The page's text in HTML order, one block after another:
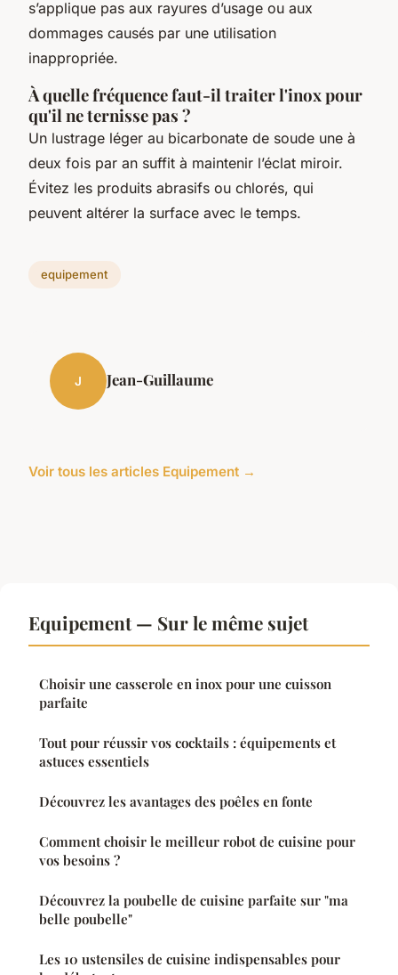
s’applique pas aux rayures d’usage ou aux
dommages causés par une utilisation
inappropriée.
À quelle fréquence faut-il traiter l'inox pour
qu'il ne ternisse pas ?
Un lustrage léger au bicarbonate de soude une à
deux fois par an suffit à maintenir l’éclat miroir.
Évitez les produits abrasifs ou chlorés, qui
peuvent altérer la surface avec le temps.
equipement
J Jean-Guillaume
Voir tous les articles Equipement →
Equipement — Sur le même sujet
Choisir une casserole en inox pour une cuisson
parfaite
Tout pour réussir vos cocktails : équipements et
astuces essentiels
Découvrez les avantages des poêles en fonte
Comment choisir le meilleur robot de cuisine pour
vos besoins ?
Découvrez la poubelle de cuisine parfaite sur "ma
belle poubelle"
Les 10 ustensiles de cuisine indispensables pour